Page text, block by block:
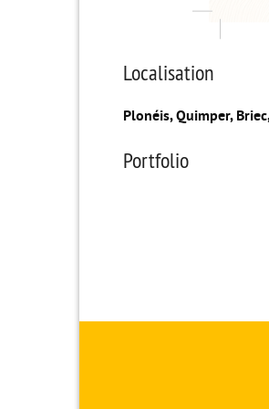
Localisation
Plonéis, Quimper,
Portfolio